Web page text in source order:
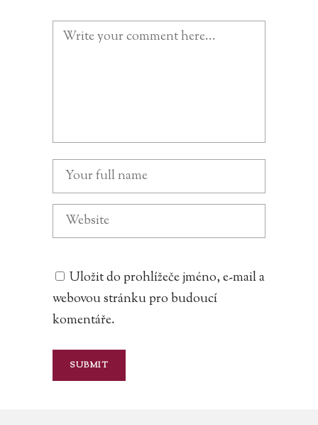
Uložit do prohlížeče jméno, e-mail a
webovou stránku pro budoucí
komentáře.